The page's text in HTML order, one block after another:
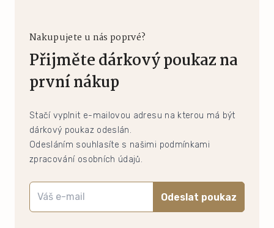
Nakupujete u nás poprvé?
Přijměte dárkový poukaz na
první nákup
Stačí vyplnit e-mailovou adresu na kterou má být
dárkový poukaz odeslán.
Odesláním souhlasíte s našimi podmínkami
zpracování osobních údajů.
Odeslat poukaz